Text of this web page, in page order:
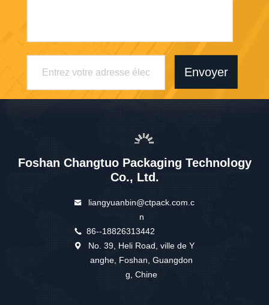
Envoyer
Foshan Changtuo Packaging Technology
Co., Ltd.
liangyuanbin@ctpack.com.c
n
86--18826313442
No. 39, Heli Road, ville de Y
anghe, Foshan, Guangdon
g, Chine